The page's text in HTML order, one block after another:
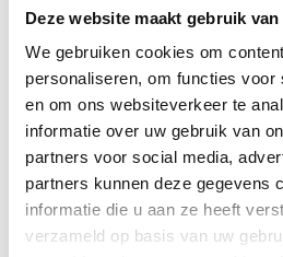
Deze website maakt gebruik
We gebruiken cookies om
personaliseren, om functies voor
en om ons websiteverkeer te
informatie over uw gebruik van
partners voor social media,
partners kunnen deze gegevens
informatie die u aan ze heeft
verzameld op basis van uw
gitaar
Richwood +
Gitaarhoes
Gitaarhoes voor akoestische